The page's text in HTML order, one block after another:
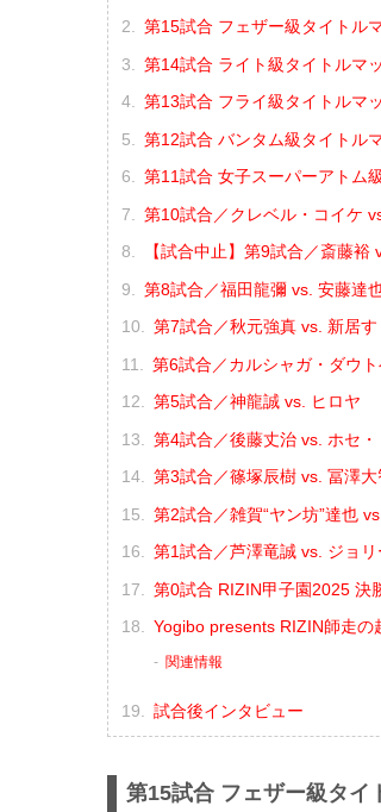
第15試合 フェザー級タイトル
第14試合 ライト級タイトルマ
第13試合 フライ級タイトルマ
第12試合 バンタム級タイトル
第11試合 女子スーパーアトム
第10試合／クレベル・コイケ
【試合中止】第9試合／斎藤裕
第8試合／福田龍彌 vs. 安藤達
第7試合／秋元強真 vs. 新居す
第6試合／カルシャガ・ダウ
第5試合／神龍誠 vs. ヒロヤ
第4試合／後藤丈治 vs. ホセ・
第3試合／篠塚辰樹 vs. 冨澤大
第2試合／雑賀“ヤン坊”達也
第1試合／芦澤竜誠 vs. ジョリ
第0試合 RIZIN甲子園2025 決
Yogibo presents RIZIN師走の
関連情報
試合後インタビュー
第15試合 フェザー級タイ